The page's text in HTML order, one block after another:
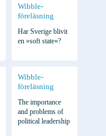
Wibble-
föreläsning
Har Sverige blivit
en »soft state«?
Wibble-
föreläsning
The importance
and problems of
political leadership